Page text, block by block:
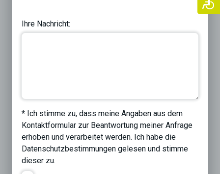
Next
Ihre Nachricht:
* Ich stimme zu, dass meine Angaben aus dem
Kontaktformular zur Beantwortung meiner Anfrage
erhoben und verarbeitet werden. Ich habe die
Datenschutzbestimmungen gelesen und stimme
dieser zu.